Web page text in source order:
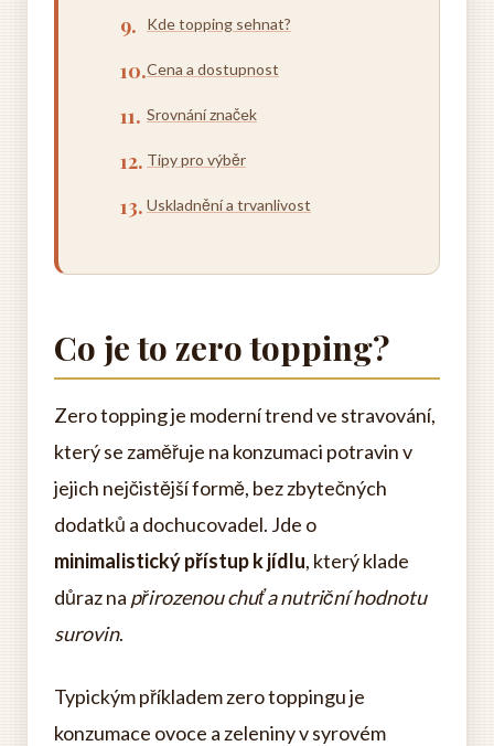
Kde topping sehnat?
Cena a dostupnost
Srovnání značek
Tipy pro výběr
Uskladnění a trvanlivost
Co je to zero topping?
Zero topping je moderní trend ve stravování,
který se zaměřuje na konzumaci potravin v
jejich nejčistější formě, bez zbytečných
dodatků a dochucovadel. Jde o
minimalistický přístup k jídlu, který klade
důraz na přirozenou chuť a nutriční hodnotu
surovin.
Typickým příkladem zero toppingu je
konzumace ovoce a zeleniny v syrovém